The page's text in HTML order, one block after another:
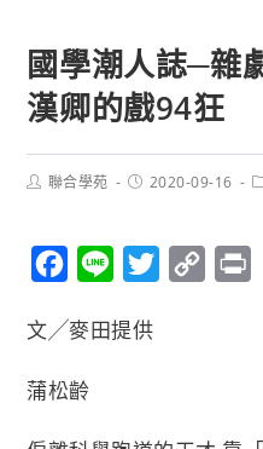
國學潮人誌─雜
漢卿的戲94狂
聯合學苑 2020-09-16
c
b
n
文╱麥田提供
蒲松齡